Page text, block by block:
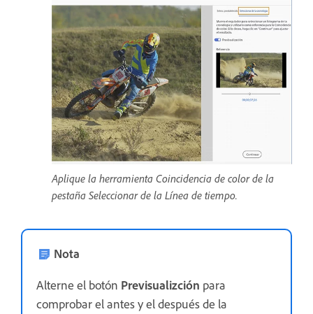
Aplique la herramienta Coincidencia de color de la
pestaña Seleccionar de la Línea de tiempo.
Nota
Alterne el botón Previsualizción para
comprobar el antes y el después de la